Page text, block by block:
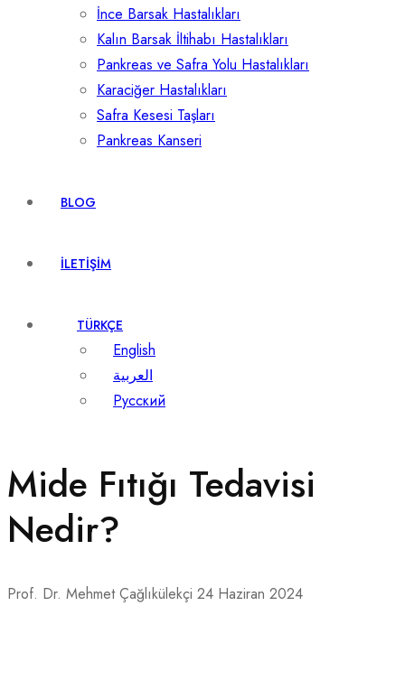
İnce Barsak Hastalıkları
Kalın Barsak İltihabı Hastalıkları
Pankreas ve Safra Yolu Hastalıkları
Karaciğer Hastalıkları
Safra Kesesi Taşları
Pankreas Kanseri
BLOG
İLETIŞIM
TÜRKÇE
English
العربية
Русский
Mide Fıtığı Tedavisi
Nedir?
Prof. Dr. Mehmet Çağlıkülekçi 24 Haziran 2024